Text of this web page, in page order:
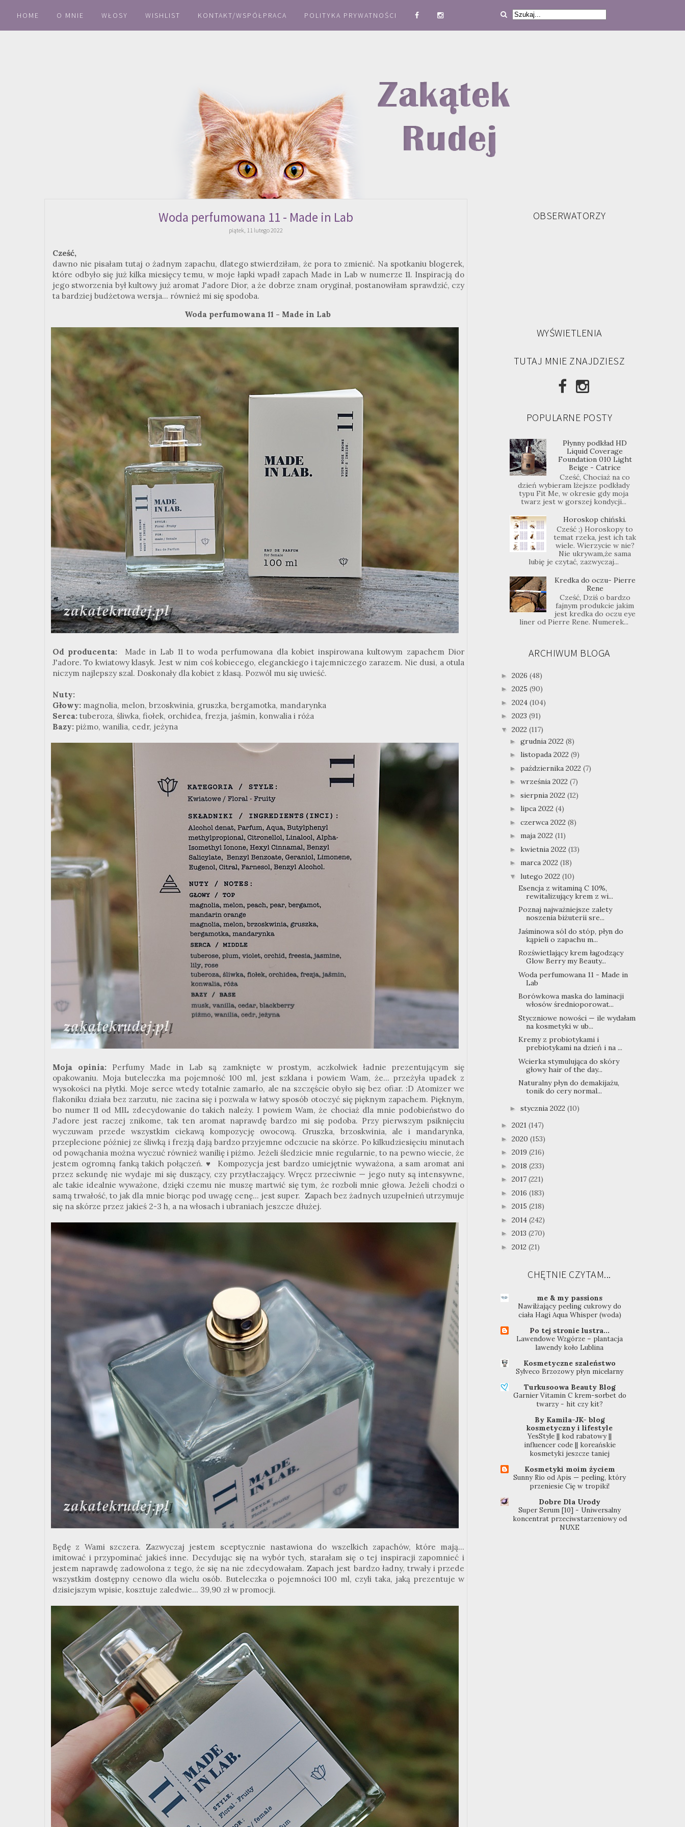
HOME O MNIE WŁOSY WISHLIST KONTAKT/WSPÓŁPRACA POLITYKA PRYWATNOŚCI
Woda perfumowana 11 - Made in Lab
piątek, 11 lutego 2022
Cześć,
dawno nie pisałam tutaj o żadnym zapachu, dlatego stwierdziłam, że pora to zmienić. Na spotkaniu blogerek,
które odbyło się już kilka miesięcy temu, w moje łapki wpadł zapach Made in Lab w numerze 11. Inspiracją do
jego stworzenia był kultowy już aromat J'adore Dior, a że dobrze znam oryginał, postanowiłam sprawdzić, czy
ta bardziej budżetowa wersja... również mi się spodoba.
Woda perfumowana 11 - Made in Lab
Od producenta: Made in Lab 11 to woda perfumowana dla kobiet inspirowana kultowym zapachem Dior
J'adore. To kwiatowy klasyk. Jest w nim coś kobiecego, eleganckiego i tajemniczego zarazem. Nie dusi, a otula
niczym najlepszy szal. Doskonały dla kobiet z klasą. Pozwól mu się uwieść.
Nuty:
Głowy: magnolia, melon, brzoskwinia, gruszka, bergamotka, mandarynka
Serca: tuberoza, śliwka, fiołek, orchidea, frezja, jaśmin, konwalia i róża
Bazy: piżmo, wanilia, cedr, jeżyna
Moja opinia: Perfumy Made in Lab są zamknięte w prostym, aczkolwiek ładnie prezentującym się
opakowaniu. Moja buteleczka ma pojemność 100 ml, jest szklana i powiem Wam, że... przeżyła upadek z
wysokości na płytki. Moje serce wtedy totalnie zamarło, ale na szczęście obyło się bez ofiar. :D Atomizer we
flakoniku działa bez zarzutu, nie zacina się i pozwala w łatwy sposób otoczyć się pięknym zapachem. Pięknym,
bo numer 11 od MIL zdecydowanie do takich należy. I powiem Wam, że chociaż dla mnie podobieństwo do
J'adore jest raczej znikome, tak ten aromat naprawdę bardzo mi się podoba. Przy pierwszym psiknięciu
wyczuwam przede wszystkim ciekawą kompozycję owocową. Gruszka, brzoskwinia, ale i mandarynka,
przeplecione później ze śliwką i frezją dają bardzo przyjemne odczucie na skórze. Po kilkudziesięciu minutach
od powąchania można wyczuć również wanilię i piżmo. Jeżeli śledzicie mnie regularnie, to na pewno wiecie, że
jestem ogromną fanką takich połączeń. ♥ Kompozycja jest bardzo umiejętnie wyważona, a sam aromat ani
przez sekundę nie wydaje mi się duszący, czy przytłaczający. Wręcz przeciwnie — jego nuty są intensywne,
ale takie idealnie wyważone, dzięki czemu nie muszę martwić się tym, że rozboli mnie głowa. Jeżeli chodzi o
samą trwałość, to jak dla mnie biorąc pod uwagę cenę... jest super. Zapach bez żadnych uzupełnień utrzymuje
się na skórze przez jakieś 2-3 h, a na włosach i ubraniach jeszcze dłużej.
Będę z Wami szczera. Zazwyczaj jestem sceptycznie nastawiona do wszelkich zapachów, które mają...
imitować i przypominać jakieś inne. Decydując się na wybór tych, starałam się o tej inspiracji zapomnieć i
jestem naprawdę zadowolona z tego, że się na nie zdecydowałam. Zapach jest bardzo ładny, trwały i przede
wszystkim dostępny cenowo dla wielu osób. Buteleczka o pojemności 100 ml, czyli taka, jaką prezentuje w
dzisiejszym wpisie, kosztuje zaledwie... 39,90 zł w promocji.
OBSERWATORZY
WYŚWIETLENIA
TUTAJ MNIE ZNAJDZIESZ
POPULARNE POSTY
Płynny podkład HD
Liquid Coverage
Foundation 010 Light
Beige - Catrice
Cześć, Chociaż na co
dzień wybieram lżejsze podkłady
typu Fit Me, w okresie gdy moja
twarz jest w gorszej kondycji...
Horoskop chiński.
Cześć ;) Horoskopy to
temat rzeka, jest ich tak
wiele. Wierzycie w nie?
Nie ukrywam,że sama
lubię je czytać, zazwyczaj...
Kredka do oczu- Pierre
Rene
Cześć, Dziś o bardzo
fajnym produkcie jakim
jest kredka do oczu eye
liner od Pierre Rene. Numerek...
ARCHIWUM BLOGA
► 2026 (48)
► 2025 (90)
► 2024 (104)
► 2023 (91)
▼ 2022 (117)
► grudnia 2022 (8)
► listopada 2022 (9)
► października 2022 (7)
► września 2022 (7)
► sierpnia 2022 (12)
► lipca 2022 (4)
► czerwca 2022 (8)
► maja 2022 (11)
► kwietnia 2022 (13)
► marca 2022 (18)
▼ lutego 2022 (10)
Esencja z witaminą C 10%,
rewitalizujący krem z wi...
Poznaj najważniejsze zalety
noszenia biżuterii sre...
Jaśminowa sól do stóp, płyn do
kąpieli o zapachu m...
Rozświetlający krem łagodzący
Glow Berry my Beauty...
Woda perfumowana 11 - Made in
Lab
Borówkowa maska do laminacji
włosów średnioporowat...
Styczniowe nowości — ile wydałam
na kosmetyki w ub...
Kremy z probiotykami i
prebiotykami na dzień i na ...
Wcierka stymulująca do skóry
głowy hair of the day...
Naturalny płyn do demakijażu,
tonik do cery normal...
► stycznia 2022 (10)
► 2021 (147)
► 2020 (153)
► 2019 (216)
► 2018 (233)
► 2017 (221)
► 2016 (183)
► 2015 (218)
► 2014 (242)
► 2013 (270)
► 2012 (21)
CHĘTNIE CZYTAM...
me & my passions
Nawilżający peeling cukrowy do
ciała Hagi Aqua Whisper (woda)
Po tej stronie lustra...
Lawendowe Wzgórze – plantacja
lawendy koło Lublina
Kosmetyczne szaleństwo
Sylveco Brzozowy płyn micelarny
Turkusoowa Beauty Blog
Garnier Vitamin C krem-sorbet do
twarzy - hit czy kit?
By Kamila-JK- blog
kosmetyczny i lifestyle
YesStyle || kod rabatowy ||
influencer code || koreańskie
kosmetyki jeszcze taniej
Kosmetyki moim życiem
Sunny Rio od Apis — peeling, który
przeniesie Cię w tropiki!
Dobre Dla Urody
Super Serum [10] - Uniwersalny
koncentrat przeciwstarzeniowy od
NUXE